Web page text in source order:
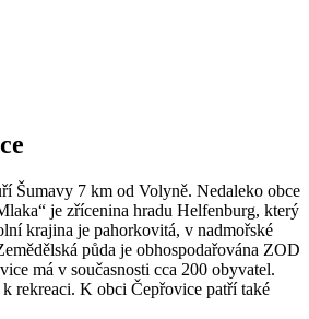
Šumavy 7 km od Volyně. Nedaleko obce
je zřícenina hradu Helfenburg, který
krajina je pahorkovitá, v nadmořské
půda je obhospodařována ZOD
má v současnosti cca 200 obyvatel.
rekreaci. K obci Čepřovice patří také